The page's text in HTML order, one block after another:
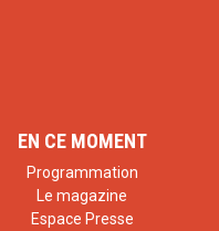
EN CE MOMENT
Programmation
Le magazine
Espace Presse